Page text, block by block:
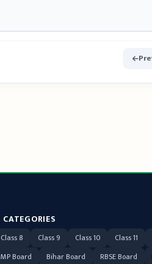
CATEGORIES
Class 8 Class 9 Class 10 Class 11
MP Board
Bihar Board RBSE Board